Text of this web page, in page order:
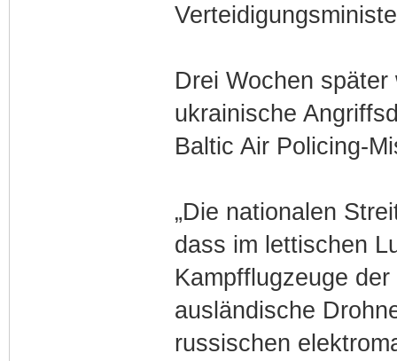
Drei Wochen
ukrainische
Baltic Air Policing-
„Die nationalen
dass im lettischen
Kampfflugzeuge
ausländische
russischen